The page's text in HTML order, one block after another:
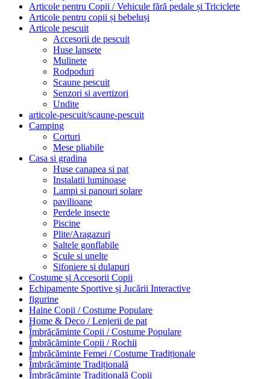
Articole pentru Copii / Vehicule fără pedale și Triciclete
Articole pentru copii și bebeluși
Articole pescuit
Accesorii de pescuit
Huse lansete
Mulinete
Rodpoduri
Scaune pescuit
Senzori si avertizori
Undite
articole-pescuit/scaune-pescuit
Camping
Corturi
Mese pliabile
Casa si gradina
Huse canapea si pat
Instalatii luminoase
Lampi si panouri solare
pavilioane
Perdele insecte
Piscine
Plite/Aragazuri
Saltele gonflabile
Scule si unelte
Sifoniere si dulapuri
Costume și Accesorii Copii
Echipamente Sportive și Jucării Interactive
figurine
Haine Copii / Costume Populare
Home & Deco / Lenjerii de pat
Îmbrăcăminte Copii / Costume Populare
Îmbrăcăminte Copii / Rochii
Îmbrăcăminte Femei / Costume Tradiționale
Îmbrăcăminte Tradițională
Îmbrăcăminte Tradițională Copii